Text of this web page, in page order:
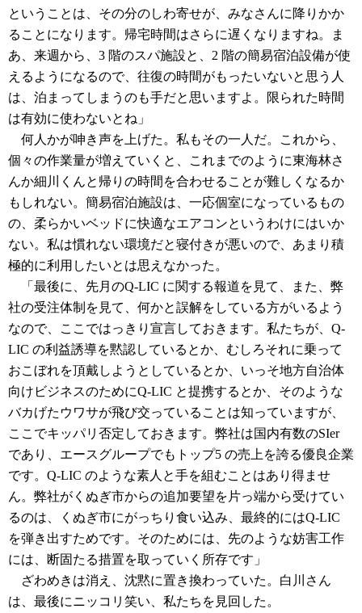
ということは、その分のしわ寄せが、みなさんに降りかか
ることになります。帰宅時間はさらに遅くなりますね。ま
あ、来週から、3 階のスパ施設と、2 階の簡易宿泊設備が使
えるようになるので、往復の時間がもったいないと思う人
は、泊まってしまうのも手だと思いますよ。限られた時間
は有効に使わないとね」
何人かが呻き声を上げた。私もその一人だ。これから、
個々の作業量が増えていくと、これまでのように東海林さ
んか細川くんと帰りの時間を合わせることが難しくなるか
もしれない。簡易宿泊施設は、一応個室になっているもの
の、柔らかいベッドに快適なエアコンというわけにはいか
ない。私は慣れない環境だと寝付きが悪いので、あまり積
極的に利用したいとは思えなかった。
「最後に、先月のQ-LIC に関する報道を見て、また、弊
社の受注体制を見て、何かと誤解をしている方がいるよう
なので、ここではっきり宣言しておきます。私たちが、Q-
LIC の利益誘導を黙認しているとか、むしろそれに乗って
おこぼれを頂戴しようとしているとか、いっそ地方自治体
向けビジネスのためにQ-LIC と提携するとか、そのような
バカげたウワサが飛び交っていることは知っていますが、
ここでキッパリ否定しておきます。弊社は国内有数のSIer
であり、エースグループでもトップ5 の売上を誇る優良企業
です。Q-LIC のような素人と手を組むことはあり得ませ
ん。弊社がくぬぎ市からの追加要望を片っ端から受けてい
るのは、くぬぎ市にがっちり食い込み、最終的にはQ-LIC
を弾き出すためです。そのためには、先のような妨害工作
には、断固たる措置を取っていく所存です」
ざわめきは消え、沈黙に置き換わっていた。白川さん
は、最後にニッコリ笑い、私たちを見回した。